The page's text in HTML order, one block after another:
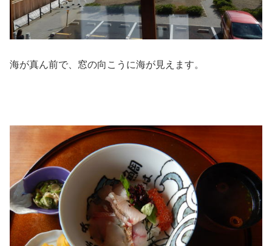
海が真ん前で、窓の向こうに海が見えます。